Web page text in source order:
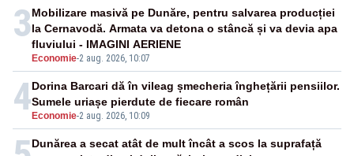
3
Economie-2 aug. 2026, 10:07
Mobilizare masivă pe Dunăre, pentru salvarea producției
la Cernavodă. Armata va detona o stâncă și va devia apa
fluviului - IMAGINI AERIENE
4 Economie-2 aug. 2026, 10:09
Dorina Barcari dă în vileag șmecheria înghețării pensiilor.
Sumele uriașe pierdute de fiecare român
Dunărea a secat atât de mult încât a scos la suprafață